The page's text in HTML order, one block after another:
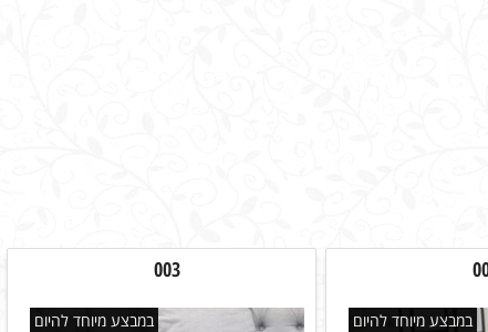
במבצע מיוחד להיום
003
במבצע מיוחד להיום